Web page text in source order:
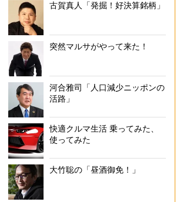
古賀真人「発掘！好決算銘柄」
突然マルサがやって来た！
河合雅司「人口減少ニッポンの
活路」
快適クルマ生活 乗ってみた、
使ってみた
大竹聡の「昼酒御免！」